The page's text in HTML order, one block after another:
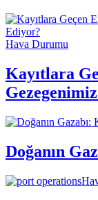
Hava Durumu
Kayıtlara
Doğanın